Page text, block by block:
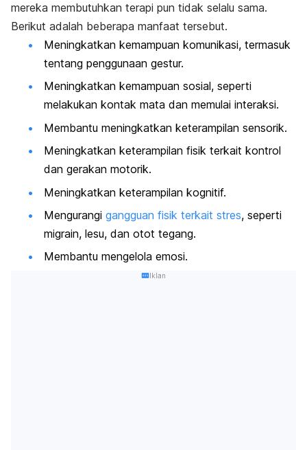
mereka membutuhkan terapi pun tidak selalu sama.
Berikut adalah beberapa manfaat tersebut.
Meningkatkan kemampuan komunikasi, termasuk
tentang penggunaan gestur.
Meningkatkan kemampuan sosial, seperti
melakukan kontak mata dan memulai interaksi.
Membantu meningkatkan keterampilan sensorik.
Meningkatkan keterampilan fisik terkait kontrol
dan gerakan motorik.
Meningkatkan keterampilan kognitif.
Mengurangi gangguan fisik terkait stres, seperti
migrain, lesu, dan otot tegang.
Membantu mengelola emosi.
Iklan